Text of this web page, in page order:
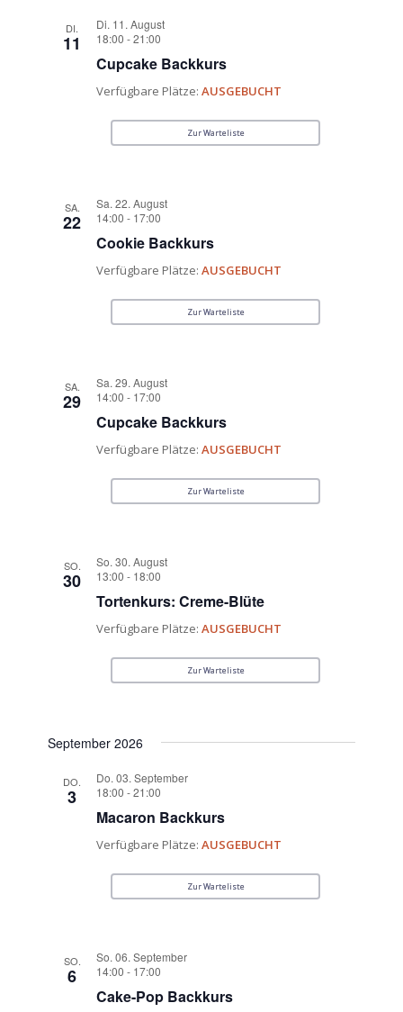
DI.
11
Di. 11. August
18:00 -21:00
Cupcake Backkurs
Verfügbare Plätze:AUSGEBUCHT
Zur Warteliste
SA.
22
Sa. 22. August
14:00 - 17:00
Cookie Backkurs
Verfügbare Plätze:AUSGEBUCHT
Zur Warteliste
SA.
29
Sa. 29. August
14:00 - 17:00
Cupcake Backkurs
Verfügbare Plätze:AUSGEBUCHT
Zur Warteliste
SO.
30
So. 30. August
13:00 - 18:00
Tortenkurs: Creme-Blüte
Verfügbare Plätze:AUSGEBUCHT
Zur Warteliste
September 2026
DO.
3
Do. 03. September
18:00 -21:00
Macaron Backkurs
Verfügbare Plätze:AUSGEBUCHT
Zur Warteliste
SO.
6
So. 06. September
14:00 - 17:00
Cake-Pop Backkurs